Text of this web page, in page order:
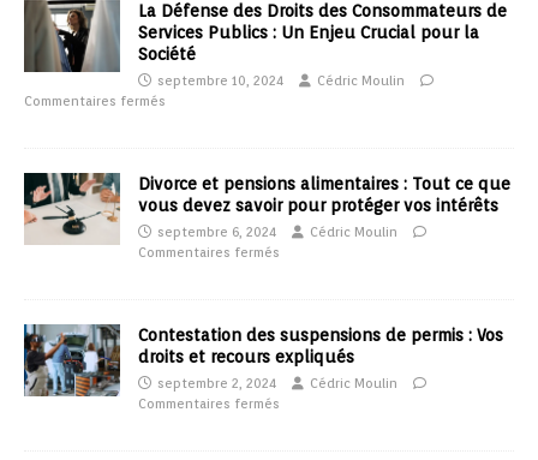
La Défense des Droits des Consommateurs de
Services Publics : Un Enjeu Crucial pour la
Société
septembre 10, 2024
Cédric Moulin
Commentaires fermés
Divorce et pensions alimentaires : Tout ce que
vous devez savoir pour protéger vos intérêts
septembre 6, 2024
Cédric Moulin
Commentaires fermés
Contestation des suspensions de permis : Vos
droits et recours expliqués
septembre 2, 2024
Cédric Moulin
Commentaires fermés